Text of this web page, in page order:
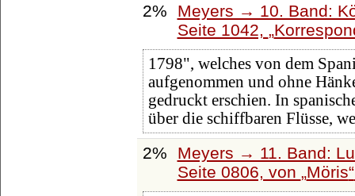
2%
Meyers → 10. Band:
Seite 1042,
1798", welches von dem
aufgenommen und ohne
gedruckt erschien. In
über die schiffbaren Flüsse,
2%
Meyers → 11. Band:
Seite 0806, von Möris